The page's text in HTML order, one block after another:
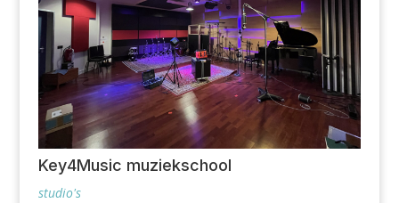
Key4Music muziekschool
studio's